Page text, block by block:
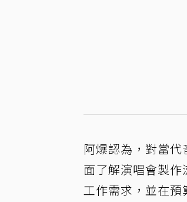
阿爆認為，對當
面了解演唱會製
工作需求，並在預